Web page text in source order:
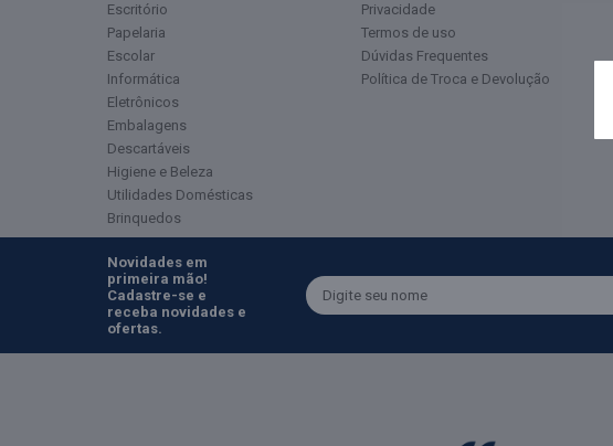
Escritório
Papelaria
Escolar
Informática
Eletrônicos
Embalagens
Descartáveis
Higiene e Beleza
Utilidades Domésticas
Brinquedos
Privacidade
Termos de uso
Dúvidas Frequentes
Política de Troca e Devolução
Novidades em
primeira mão!
Cadastre-se e
receba novidades e
ofertas.